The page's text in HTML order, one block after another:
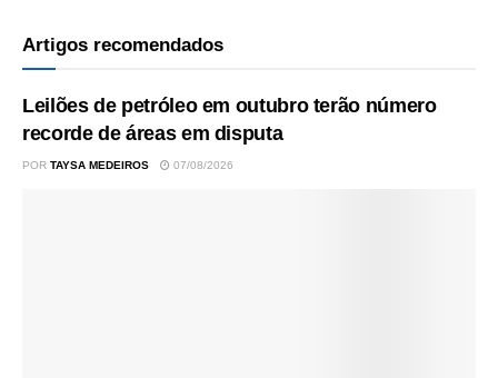
Artigos recomendados
Leilões de petróleo em outubro terão número
recorde de áreas em disputa
POR TAYSA MEDEIROS 07/08/2026